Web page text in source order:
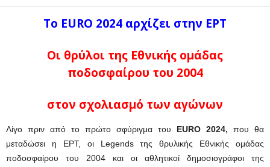
To EURO 2024 αρχίζει στην ΕΡΤ
Οι θρύλοι της Εθνικής ομάδας
ποδοσφαίρου του 2004
στον σχολιασμό των αγώνων
Λίγο πριν από το πρώτο σφύριγμα του EURO 2024, που θα
μεταδώσει η ΕΡΤ, οι Legends της θρυλικής Εθνικής ομάδας
ποδοσφαίρου του 2004 και οι αθλητικοί δημοσιογράφοι της